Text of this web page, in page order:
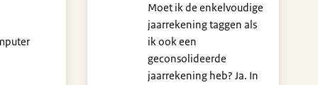
Moet ik de enkelvoudige
jaarrekening taggen als
ik ook een
geconsolideerde
jaarrekening heb? Ja. In